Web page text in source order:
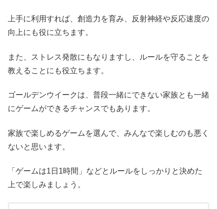
上手に利用すれば、創造力を育み、反射神経や反応速度の
向上にも役に立ちます。
また、ストレス発散にもなりますし、ルールを守ることを
教えることにも役立ちます。
ゴールデンウイークは、普段一緒にできない家族とも一緒
にゲームができるチャンスでもあります。
家族で楽しめるゲームを選んで、みんなで楽しむのも悪く
ないと思います。
「ゲームは1日1時間」などとルールをしっかりと決めた
上で楽しみましょう。